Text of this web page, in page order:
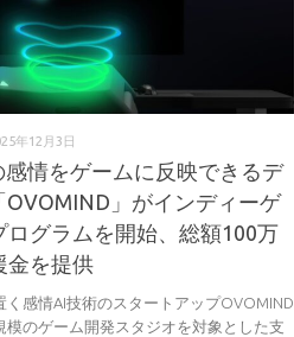
年12月3日
感情をゲームに反映できるデ
OVOMIND」がインディーゲ
ログラムを開始、総額100万
金を提供
く感情AI技術のスタートアップOVOMIND
模のゲーム開発スタジオを対象とした支